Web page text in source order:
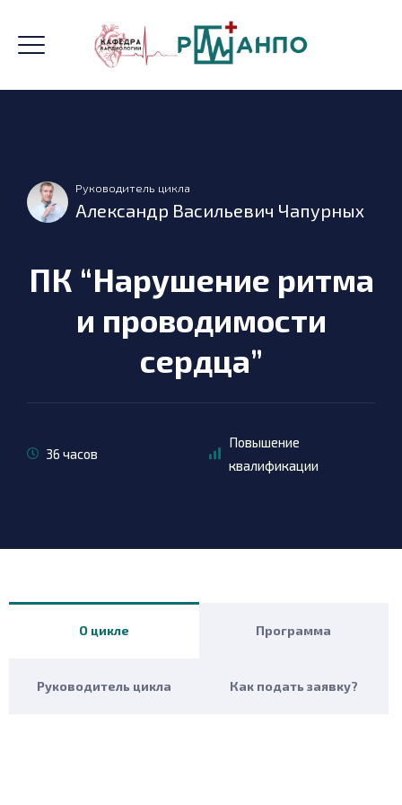
Руководитель цикла
Александр Васильевич Чапурных
ПК “Нарушение ритма
и проводимости
сердца”
36 часов
Повышение
квалификации
О цикле Программа
Руководитель цикла Как подать заявку?